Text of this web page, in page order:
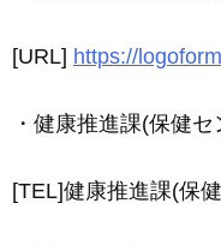
[URL] https://
・健康推進課(保健
[TEL]健康推進課(保